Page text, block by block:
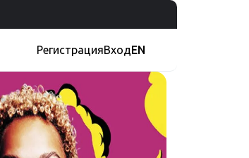
РегистрацияВходEN